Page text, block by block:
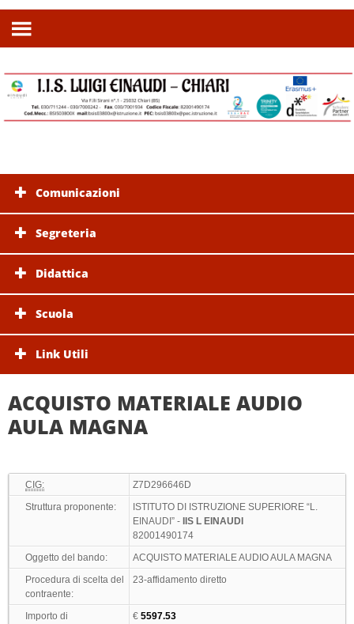
Comunicazioni
Segreteria
Didattica
Scuola
Link Utili
ACQUISTO MATERIALE AUDIO
AULA MAGNA
CIG:
Z7D296646D
Struttura proponente:
ISTITUTO DI ISTRUZIONE SUPERIORE “L.
EINAUDI” -
IIS L EINAUDI
82001490174
Oggetto del bando:
ACQUISTO MATERIALE AUDIO AULA MAGNA
Procedura di scelta del
contraente:
23-affidamento diretto
Importo di
€5597.53